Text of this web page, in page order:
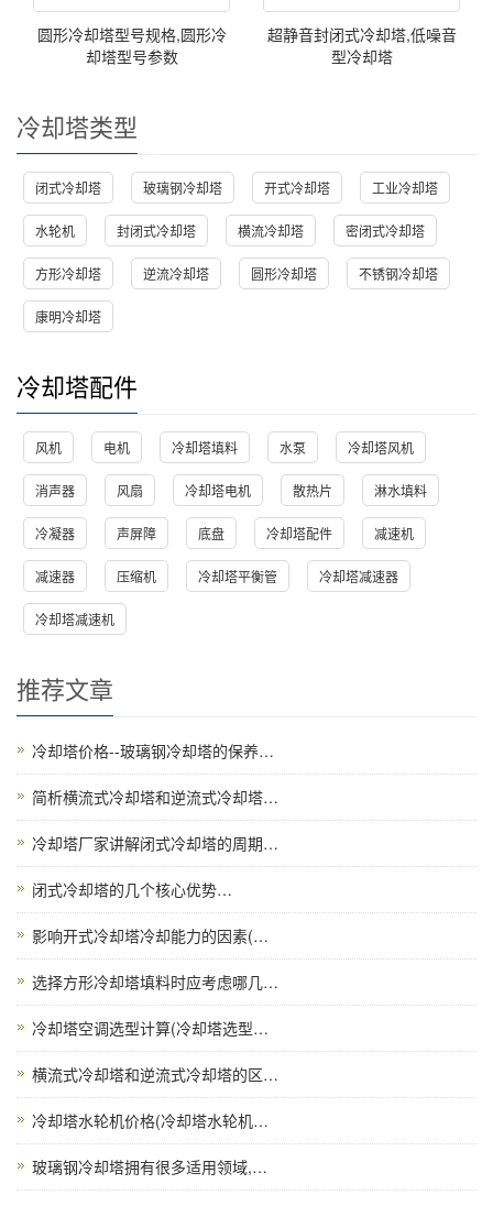
圆形冷却塔型号规格,圆形冷
却塔型号参数
超静音封闭式冷却塔,低噪音
型冷却塔
冷却塔类型
闭式冷却塔 玻璃钢冷却塔 开式冷却塔 工业冷却塔
水轮机 封闭式冷却塔 横流冷却塔 密闭式冷却塔
方形冷却塔 逆流冷却塔 圆形冷却塔 不锈钢冷却塔
康明冷却塔
冷却塔配件
风机 电机 冷却塔填料 水泵 冷却塔风机
消声器 风扇 冷却塔电机 散热片 淋水填料
冷凝器 声屏障 底盘 冷却塔配件 减速机
减速器 压缩机 冷却塔平衡管 冷却塔减速器
冷却塔减速机
推荐文章
冷却塔价格--玻璃钢冷却塔的保养…
简析横流式冷却塔和逆流式冷却塔…
冷却塔厂家讲解闭式冷却塔的周期…
闭式冷却塔的几个核心优势…
影响开式冷却塔冷却能力的因素(…
选择方形冷却塔填料时应考虑哪几…
冷却塔空调选型计算(冷却塔选型…
横流式冷却塔和逆流式冷却塔的区…
冷却塔水轮机价格(冷却塔水轮机…
玻璃钢冷却塔拥有很多适用领域,…